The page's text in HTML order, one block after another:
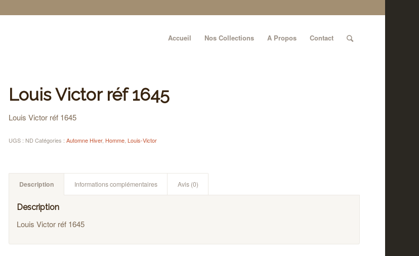
Accueil Nos Collections A Propos Contact
Louis Victor réf 1645
Louis Victor réf 1645
UGS : ND Catégories :Automne Hiver, Homme ,Louis-Victor
Description Informations complémentaires Avis (0)
Description
Louis Victor réf 1645